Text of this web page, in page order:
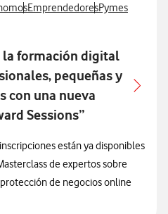
con
notas de prensa relacionados con
Ver más notas de prensa
EmprendedoresVer más notas
Pymes
con
la formación digital
pequeñas y
con una nueva
Sessions”
están ya disponibles
de expertos sobre
de negocios online